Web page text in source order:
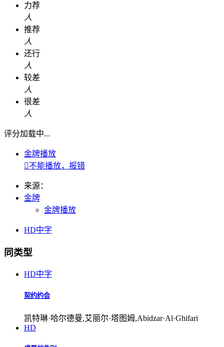
力荐
人
推荐
人
还行
人
较差
人
很差
人
评分加载中...
金牌播放
不能播放，报错
来源：
金牌
金牌播放
HD中字
同类型
HD中字
契约约会
凯特琳·哈尔德曼,艾丽尔·塔图姆,Abidzar·Al·Ghifari
HD